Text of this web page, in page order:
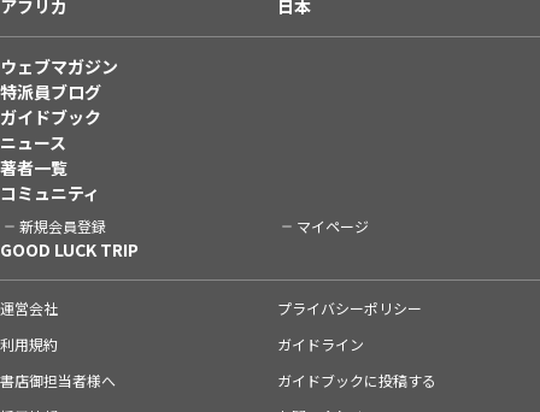
アフリカ
日本
ウェブマガジン
特派員ブログ
ガイドブック
ニュース
著者一覧
コミュニティ
新規会員登録 マイページ
GOOD LUCK TRIP
運営会社
プライバシーポリシー
利用規約
ガイドライン
書店御担当者様へ
ガイドブックに投稿する